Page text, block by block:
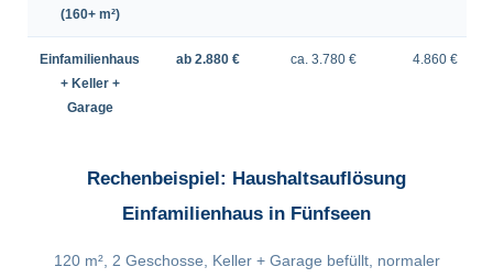
(160+ m²)
Einfamilienhaus
+ Keller +
Garage
ab 2.880 € ca. 3.780 € 4.860 €
Rechenbeispiel: Haushaltsauflösung
Einfamilienhaus in Fünfseen
120 m², 2 Geschosse, Keller + Garage befüllt, normaler